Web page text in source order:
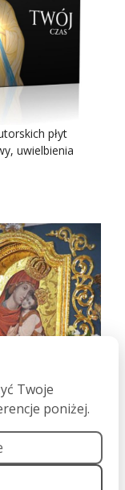
płyt
uwielbienia
i uwolnienie,
w Polańczyku.
Twoje
poniżej.